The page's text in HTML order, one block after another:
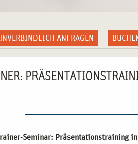
ANFRAGEN
Seminar: Präsentationstraining in